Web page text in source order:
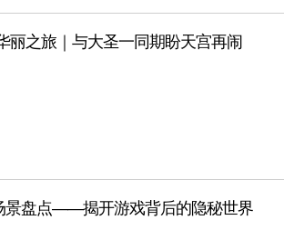
丽之旅｜与大圣一同期盼天宫再闹
景盘点——揭开游戏背后的隐秘世界